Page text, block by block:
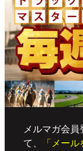
メルマガ会
て、
「メール